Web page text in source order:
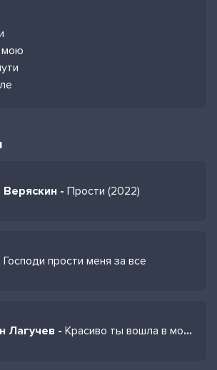
мою
Веряскин - Прости (2022)
Господи прости меня за все
Лагучев - Красиво ты вошла в мою грешную жизнь